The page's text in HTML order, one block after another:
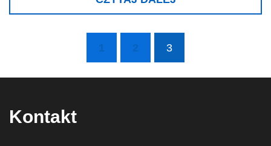
1 2
3
Kontakt